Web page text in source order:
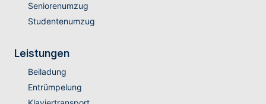
Seniorenumzug
Studentenumzug
Leistungen
Beiladung
Entrümpelung